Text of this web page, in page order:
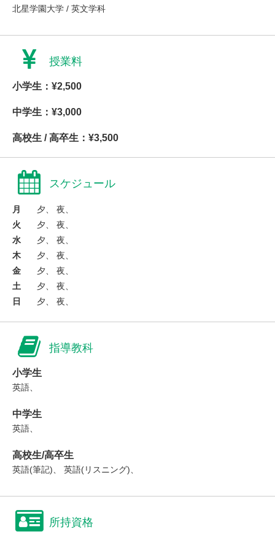
北星学園大学 / 英文学科
授業料
小学生：¥2,500
中学生：¥3,000
高校生 / 高卒生：¥3,500
スケジュール
月
夕、 夜、
火
夕、 夜、
水
夕、 夜、
木
夕、 夜、
金
夕、 夜、
土
夕、 夜、
日
夕、 夜、
指導教科
小学生
英語、
中学生
英語、
高校生/高卒生
英語(筆記)、 英語(リスニング)、
所持資格